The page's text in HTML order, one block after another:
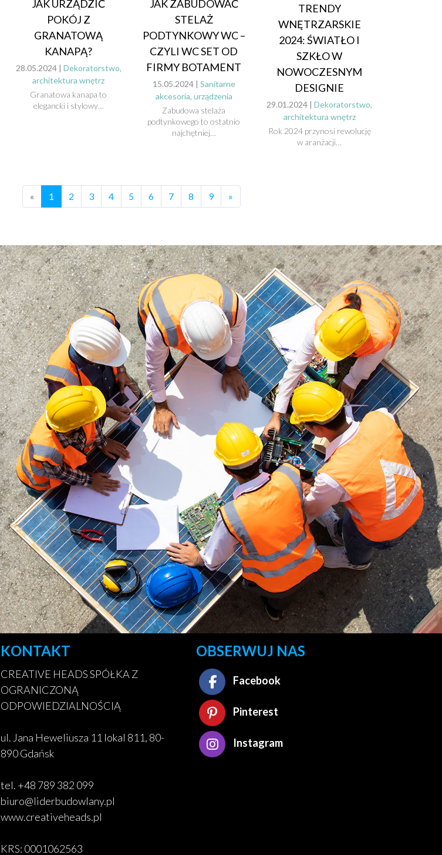
JAK URZĄDZIĆ
POKÓJ Z
GRANATOWĄ
KANAPĄ?
28.05.2024 | Dekoratorstwo,
architektura wnętrz
Granatowa kanapa to
elegancki i stylowy…
JAK ZABUDOWAĆ
STELAŻ
PODTYNKOWY WC –
CZYLI WC SET OD
FIRMY BOTAMENT
15.05.2024 | Sanitarne
akcesoria, urządzenia
Zabudowa stelaża
podtynkowego to ostatnio
najchętniej…
TRENDY
WNĘTRZARSKIE
2024: ŚWIATŁO I
SZKŁO W
NOWOCZESNYM
DESIGNIE
29.01.2024 |Dekoratorstwo,
architektura wnętrz
Rok 2024 przynosi rewolucję
w aranżacji…
« 1 2 3 4 5 6 7 8 9 »
KONTAKT
CREATIVE HEADS SPÓŁKA Z
OGRANICZONĄ
ODPOWIEDZIALNOŚCIĄ
ul. Jana Heweliusza 11 lokal 811, 80-
890 Gdańsk
tel. +48 789 382 099
biuro@liderbudowlany.pl
www.creativeheads.pl
KRS: 0001062563
OBSERWUJ NAS
Facebook
Pinterest
Instagram